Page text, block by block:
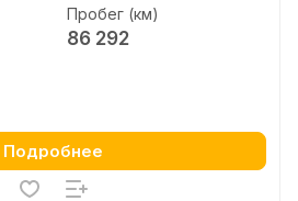
Пробег (км)
86 292
Подробнее